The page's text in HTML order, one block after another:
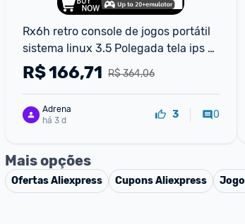
Rx6h retro console de jogos portátil
sistema linux 3.5 Polegada tela ips
portátil bolso player vídeo 64gb
128gb jogos
R$ 364,06
R$166,71
Adrena
há 3 d
3 0
Mais opções
OfertasAliexpress CuponsAliexpress